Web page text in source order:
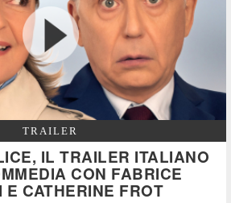
TRAILER
IL TRAILER ITALIANO
CON FABRICE
E CATHERINE FROT